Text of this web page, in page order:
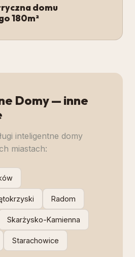
domu
180m²
Domy— inne
inteligentne domy
miastach:
Radom
Skarżysko-Kamienna
Starachowice